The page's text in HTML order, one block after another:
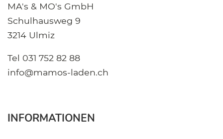
MA's & MO's GmbH
Schulhausweg 9
3214 Ulmiz
Tel 031 752 82 88
info@mamos-laden.ch
INFORMATIONEN